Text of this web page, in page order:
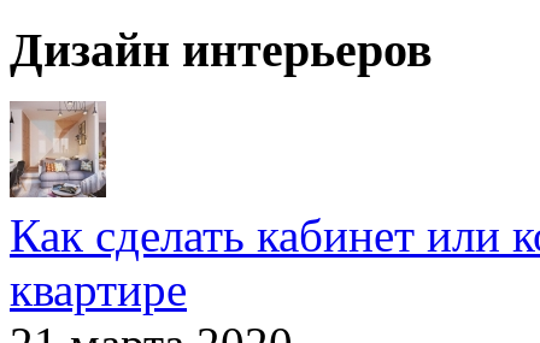
Дизайн интерьеров
Как сделать кабинет или
квартире